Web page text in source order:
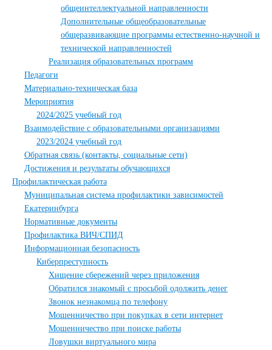
общеинтеллектуальной направленности
Дополнительные общеобразовательные
общеразвивающие программы естественно-научной и
технической направленностей
Реализация образовательных программ
Педагоги
Материально-техническая база
Мероприятия
2024/2025 учебный год
Взаимодействие с образовательными организациями
2023/2024 учебный год
Обратная связь (контакты, социальные сети)
Достижения и результаты обучающихся
Профилактическая работа
Муниципальная система профилактики зависимостей
Екатеринбурга
Нормативные документы
Профилактика ВИЧ/СПИД
Информационная безопасность
Киберпреступность
Хищение сбережений через приложения
Обратился знакомый с просьбой одолжить денег
Звонок незнакомца по телефону
Мошенничество при покупках в сети интернет
Мошенничество при поиске работы
Ловушки виртуального мира